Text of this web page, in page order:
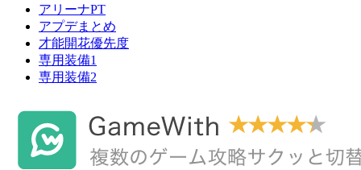
アリーナPT
アプデまとめ
才能開花優先度
専用装備1
専用装備2